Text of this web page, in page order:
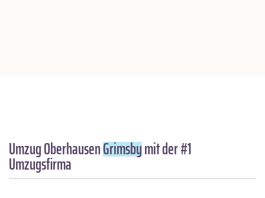
Umzug OberhausenGrimsbymit der #1
Umzugsfirma